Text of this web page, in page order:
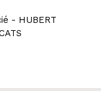
- HUBERT